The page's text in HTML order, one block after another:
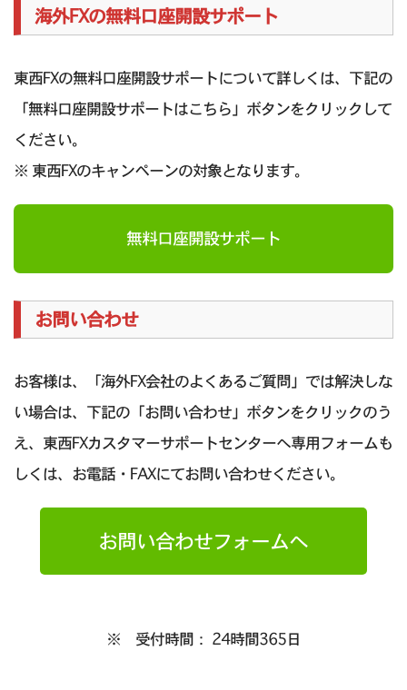
海外FXの無料口座開設サポート
東西FXの無料口座開設サポートについて詳しくは、下記の
「無料口座開設サポートはこちら」ボタンをクリックして
ください。
※ 東西FXのキャンペーンの対象となります。
無料口座開設サポート
お問い合わせ
お客様は、「海外FX会社のよくあるご質問」では解決しな
い場合は、下記の「お問い合わせ」ボタンをクリックのう
え、東西FXカスタマーサポートセンターへ専用フォームも
しくは、お電話・FAXにてお問い合わせください。
お問い合わせフォームへ
※ 受付時間： 24時間365日